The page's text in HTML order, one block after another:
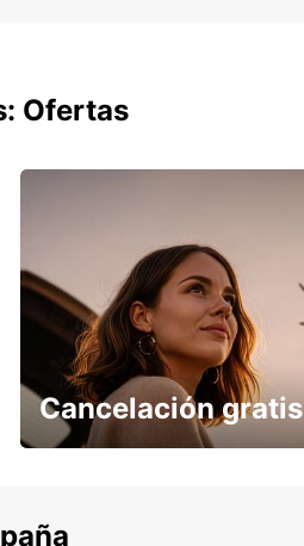
Ofertas
Cancelación gratis